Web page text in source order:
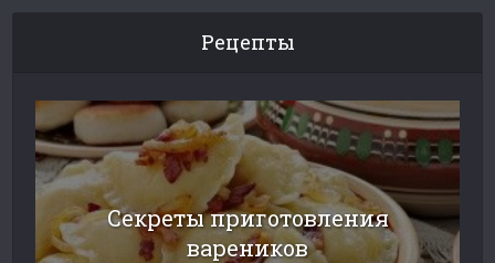
Рецепты
Cекреты приготовления
вареников